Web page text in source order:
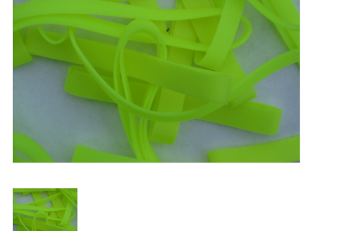
Fastfix-Spannbänder
Geknotete Elastikschlaufe
Schwarze Gummibänder –
Sonderangebot!
Weiße Gummibänder –
Sonderangebot!